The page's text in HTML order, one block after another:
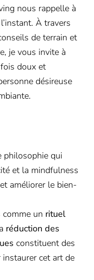
nous rappelle à
À travers
de terrain et
je vous invite à
doux et
désireuse
philosophie qui
et la mindfulness
améliorer le bien-
un rituel
réduction des
constituent des
cet art de